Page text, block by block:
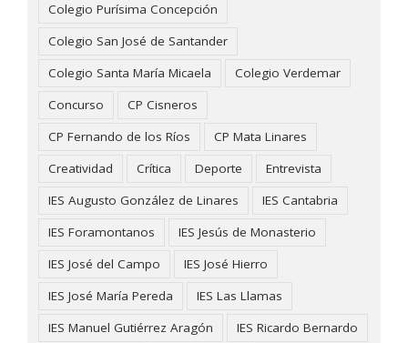
Colegio Purísima Concepción
Colegio San José de Santander
Colegio Santa María Micaela
Colegio Verdemar
Concurso
CP Cisneros
CP Fernando de los Ríos
CP Mata Linares
Creatividad
Crítica Deporte
Entrevista
IES Augusto González de Linares
IES Cantabria
IES Foramontanos
IES Jesús de Monasterio
IES José del Campo
IES José Hierro
IES José María Pereda
IES Las Llamas
IES Manuel Gutiérrez Aragón
IES Ricardo Bernardo